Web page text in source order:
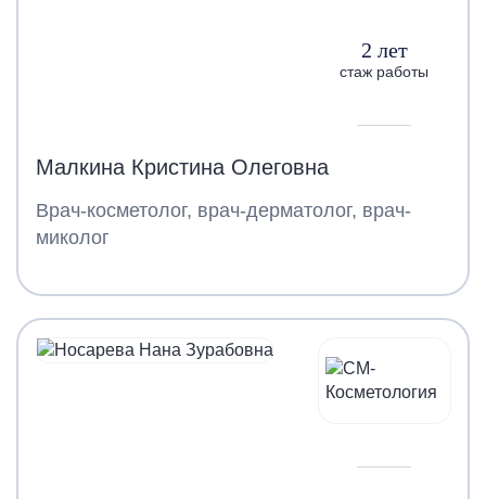
2 лет
стаж работы
Малкина Кристина Олеговна
Врач-косметолог, врач-дерматолог, врач-
миколог